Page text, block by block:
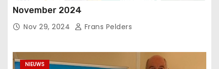
November 2024
Nov 29, 2024 Frans Pelders
NIEUWS